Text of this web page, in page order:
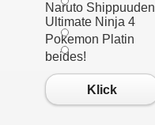
Naruto Shippuuden
Ultimate Ninja 4
Pokemon Platin
beides!
Klick